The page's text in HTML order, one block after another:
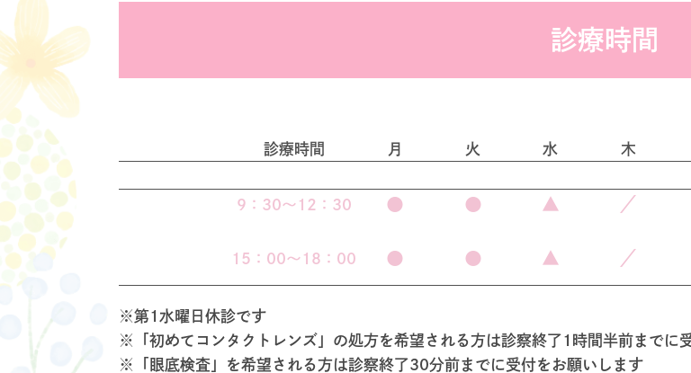
診療時間
診療時間
9：30～12：30
15：00〜18：00
月
●
●
火
●
●
水
▲
▲
木
／
／
※第1水曜日休診です
※「初めてコンタクトレンズ」の処方を希望される方は診察終了1時間半前までに
※「眼底検査」を希望される方は診察終了30分前までに受付をお願いします